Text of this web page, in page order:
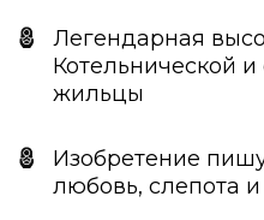
Легендарная
Котельнической
жильцы
Изобретение
любовь, слепота